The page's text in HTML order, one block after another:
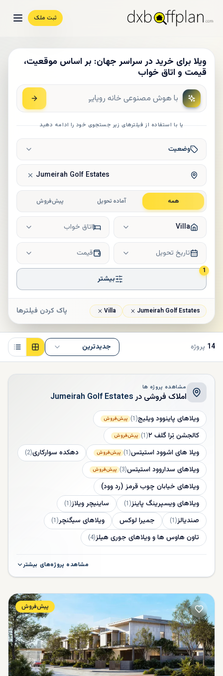
ثبت ملک
ویلا برای خرید در سراسر جهان: بر اساس موقعیت،
قیمت و اتاق خواب
یا با استفاده از فیلترهای زیر جستجوی خود را ادامه دهید
وضعیت
Jumeirah Golf Estates
همه آماده تحویل پیش‌فروش
Villa اتاق خواب
تاریخ تحویل قیمت
بیشتر
1
Jumeirah Golf Estates
Villa پاک کردن فیلترها
14 پروژه جدیدترین
مشاهده پروژه ها
املاک فروشی در Jumeirah Golf Estates
ویلاهای پاینوود ویلیج(
1
) پیش‌فروش
کالجشن تِرا گلف ۲ (
1
) پیش‌فروش
ویلا های اشوود استیتس(
1
) پیش‌فروش دهکده سوارکاری(
2
)
ویلاهای سداروود استیتس(
3
) پیش‌فروش
ویلاهای خیابان چوب قرمز (رد وود)
ویلاهای ویسپرینگ پاینز(
1
) ساینیچر ویلاز(
1
)
صنديالز(
1
) جمیرا لوکس ویلاهای سیگنچر(
1
)
تاون هاوس ها و ویلاهای جوری هیلز(
4
)
مشاهده پروژه‌های بیشتر
پیش‌فروش